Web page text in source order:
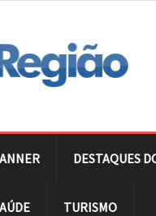
DESTAQUES
TURISMO